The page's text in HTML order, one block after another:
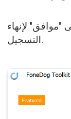
"موافق" لإنهاء
التسجيل.